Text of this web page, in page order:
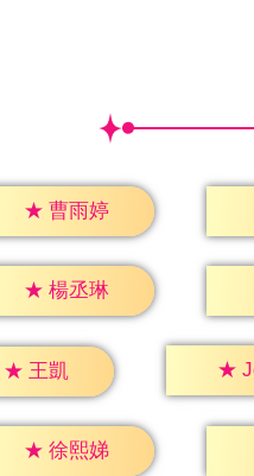
★ 曹雨婷
★ 楊丞琳
★ 王凱 ★
★ 徐熙娣